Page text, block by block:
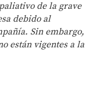
de la grave
debido al
Sin embargo,
están vigentes a la